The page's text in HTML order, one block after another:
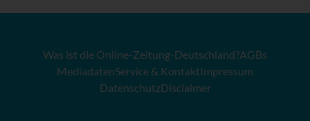
Was ist die Online-Zeitung-Deutschland?AGBs
MediadatenService & KontaktImpressum
DatenschutzDisclaimer